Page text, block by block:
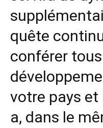
quête
conférer
votre pays et
a, dans le